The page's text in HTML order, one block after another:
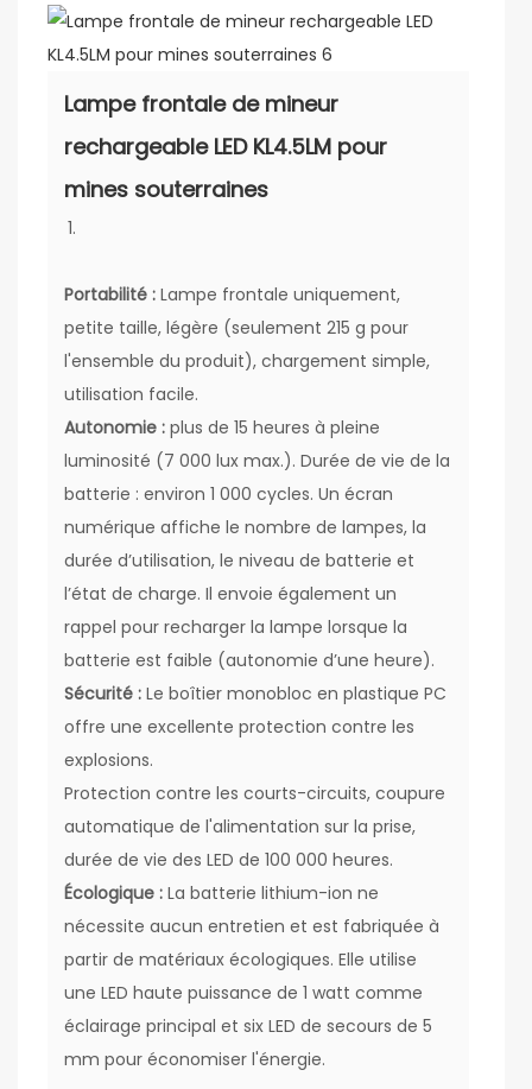
Lampe frontale de mineur
rechargeable LED KL4.5LM pour
mines souterraines
Portabilité : Lampe frontale uniquement,
petite taille, légère (seulement 215 g pour
l'ensemble du produit), chargement simple,
utilisation facile.
Autonomie : plus de 15 heures à pleine
luminosité (7 000 lux max.). Durée de vie de la
batterie : environ 1 000 cycles. Un écran
numérique affiche le nombre de lampes, la
durée d’utilisation, le niveau de batterie et
l’état de charge. Il envoie également un
rappel pour recharger la lampe lorsque la
batterie est faible (autonomie d’une heure).
Sécurité : Le boîtier monobloc en plastique PC
offre une excellente protection contre les
explosions.
Protection contre les courts-circuits, coupure
automatique de l'alimentation sur la prise,
durée de vie des LED de 100 000 heures.
Écologique : La batterie lithium-ion ne
nécessite aucun entretien et est fabriquée à
partir de matériaux écologiques. Elle utilise
une LED haute puissance de 1 watt comme
éclairage principal et six LED de secours de 5
mm pour économiser l'énergie.